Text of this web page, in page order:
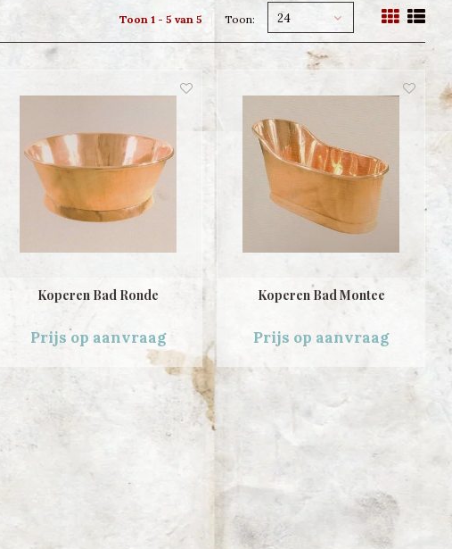
Toon 1 - 5 van 5 Toon: 24
Koperen Bad Ronde
Prijs op aanvraag
Koperen Bad Montee
Prijs op aanvraag